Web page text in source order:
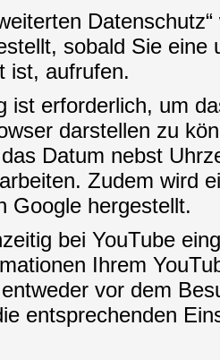
sobald Sie
ist, aufrufen.
ist erforderlich, um
darstellen zu
Datum nebst
Zudem wird
Google hergestellt.
bei YouTube
Ihrem
vor dem
entsprechenden